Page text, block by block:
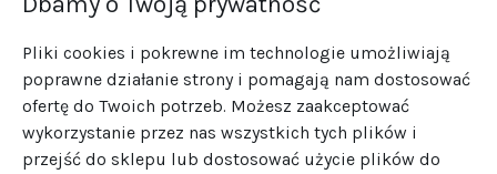
Pliki cookies i pokrewne im technologie umożliwiają
poprawne działanie strony i pomagają nam dostosować
ofertę do Twoich potrzeb. Możesz zaakceptować
wykorzystanie przez nas wszystkich tych plików i
przejść do sklepu lub dostosować użycie plików do